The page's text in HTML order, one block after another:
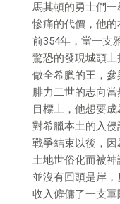
馬其頓的勇士們
慘痛的代價，他
前354年，當一支
驚恐的發現城頭上
做全希臘的王，
腓力二世的志向
目標上，他想要
對希臘本土的入
戰爭結束以後，
土地世俗化而被
並沒有回頭是岸
收入僱傭了一支